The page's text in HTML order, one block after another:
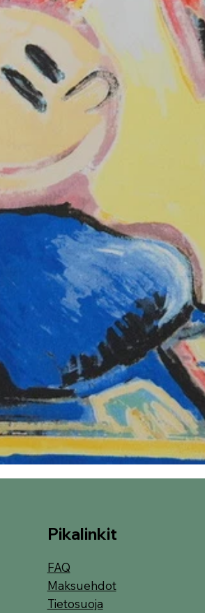
FAQ
Maksuehdot
Tietosuoja
Pikalinkit